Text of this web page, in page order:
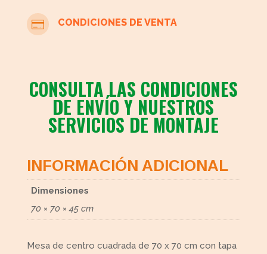
 CONDICIONES DE VENTA
CONSULTA LAS CONDICIONES
DE ENVÍO Y NUESTROS
SERVICIOS DE MONTAJE
INFORMACIÓN ADICIONAL
Dimensiones
70 × 70 × 45 cm
Mesa de centro cuadrada de 70 x 70 cm con tapa